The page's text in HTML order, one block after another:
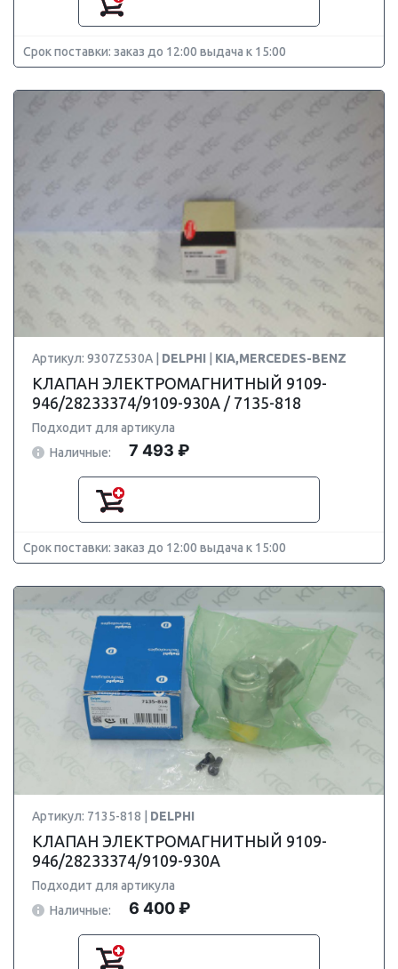
Срок поставки: заказ до 12:00 выдача к 15:00
Артикул: 9307Z530A | DELPHI KIA,MERCEDES-BENZ
КЛАПАН ЭЛЕКТРОМАГНИТНЫЙ 9109-
946/28233374/9109-930A / 7135-818
Подходит для артикула
Наличные:
7 493 ₽
Срок поставки: заказ до 12:00 выдача к 15:00
Артикул: 7135-818 | DELPHI
КЛАПАН ЭЛЕКТРОМАГНИТНЫЙ 9109-
946/28233374/9109-930A
Подходит для артикула
Наличные:
6 400 ₽